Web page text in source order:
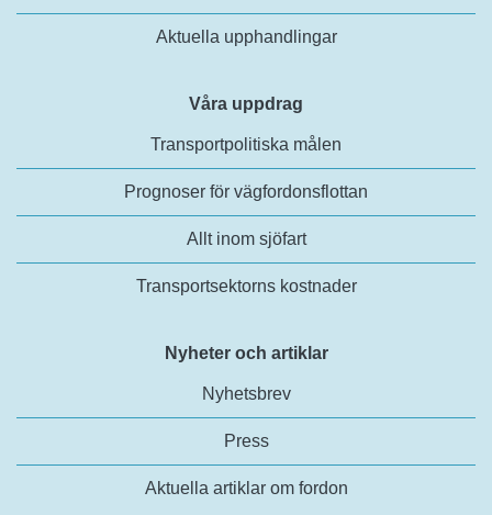
Aktuella upphandlingar
Våra uppdrag
Transportpolitiska målen
Prognoser för vägfordonsflottan
Allt inom sjöfart
Transportsektorns kostnader
Nyheter och artiklar
Nyhetsbrev
Press
Aktuella artiklar om fordon